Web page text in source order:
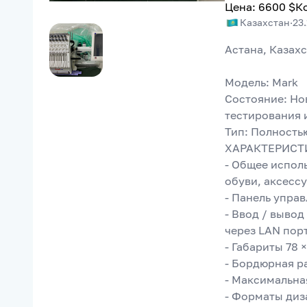
Цена: 6600 $
Казахстан·
Астана,
Модель: Mark
Состояние:
Тип:
- Общее
обуви,
- Панель
- Ввод / вывод
через LAN
- Габариты 78
- Бордюрная
-
- Форматы